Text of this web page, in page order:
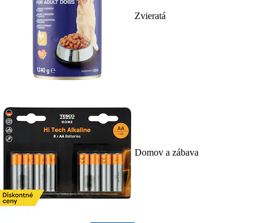
Zvieratá
Domov a zábava